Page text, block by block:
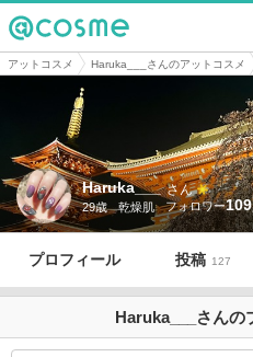
@cosme
アットコスメ Haruka___さんのアットコスメ
Haruka___ さん
29歳 乾燥肌 109
プロフィール 投稿 127
Haruka___さんの